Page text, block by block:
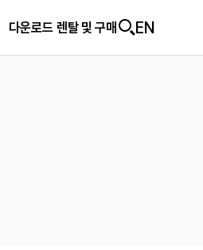
다운로드
다운로드 렌탈 및 구매
렌탈 및 구매 EN